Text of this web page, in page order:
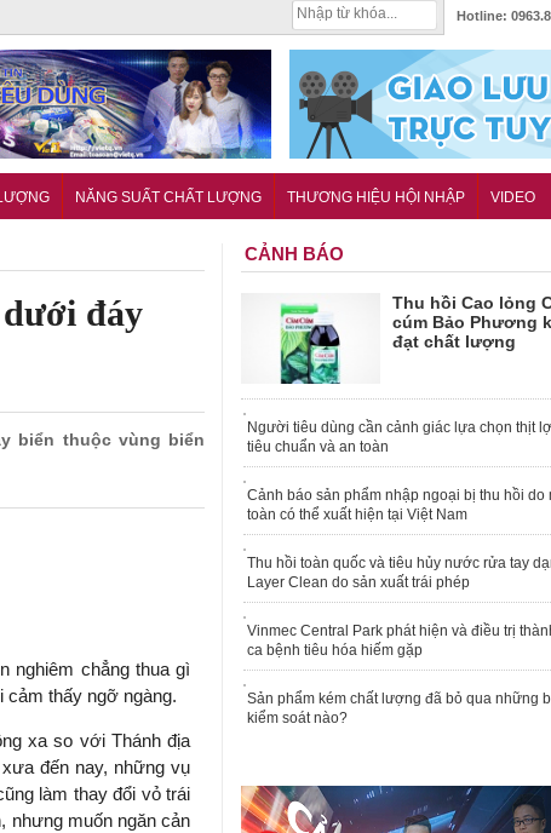
Hotline:
NĂNG SUẤT CHẤT LƯỢNG THƯƠNG HIỆU HỘI NHẬP VIDEO
đáy
biển thuộc vùng biển
nghiêm chẳng thua gì
cảm thấy ngỡ ngàng.
xa so với Thánh địa
đến nay, những vụ
làm thay đổi vỏ trái
nhưng muốn ngăn cản
CẢNH BÁO
Thu hồi Cao lỏng
cúm Bảo Phương
đạt chất lượng
Người tiêu dùng cần cảnh giác lựa chọn thịt
tiêu chuẩn và an toàn
Cảnh báo sản phẩm nhập ngoại bị thu hồi do
toàn có thể xuất hiện tại Việt Nam
Thu hồi toàn quốc và tiêu hủy nước rửa tay
Layer Clean do sản xuất trái phép
Vinmec Central Park phát hiện và điều trị
ca bệnh tiêu hóa hiếm gặp
Sản phẩm kém chất lượng đã bỏ qua những
kiểm soát nào?